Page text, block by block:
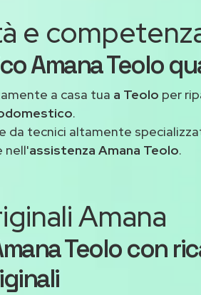
e
Amana Teolo
a casa tua a Teolo per
.
tecnici altamente
nell'assistenza Amana Teolo.
Amana
Teolo con